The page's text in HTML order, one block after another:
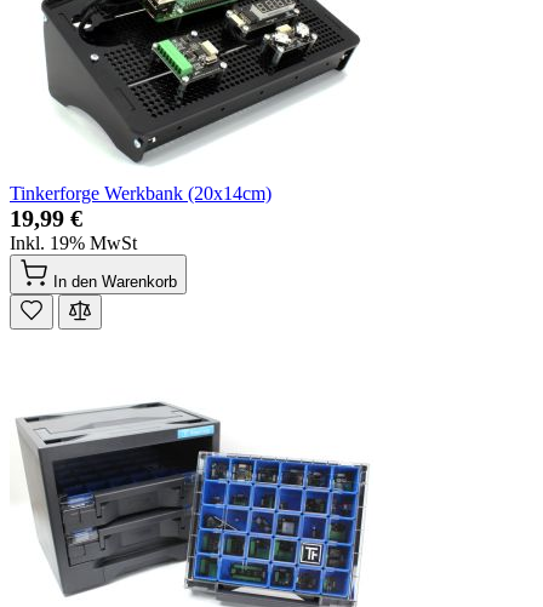
Tinkerforge Werkbank (20x14cm)
19,99 €
Inkl. 19% MwSt
In den Warenkorb